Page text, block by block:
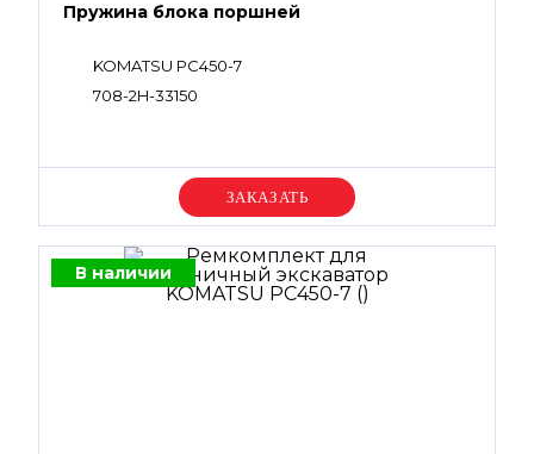
Пружина блока поршней
KOMATSU PC450-7
708-2H-33150
Уточняйте цену
В наличии